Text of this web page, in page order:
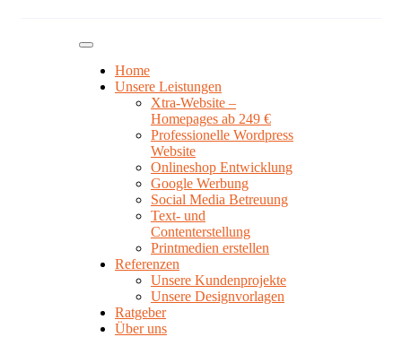
Home
Unsere Leistungen
Xtra-Website –
Homepages ab 249 €
Professionelle Wordpress
Website
Onlineshop Entwicklung
Google Werbung
Social Media Betreuung
Text- und
Contenterstellung
Printmedien erstellen
Referenzen
Unsere Kundenprojekte
Unsere Designvorlagen
Ratgeber
Über uns